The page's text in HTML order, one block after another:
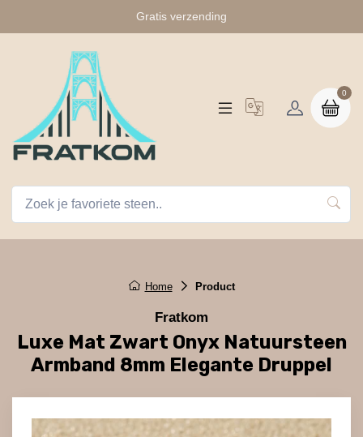
Gratis verzending
0
Home Product
Fratkom
Luxe Mat Zwart Onyx Natuursteen
Armband 8mm Elegante Druppel